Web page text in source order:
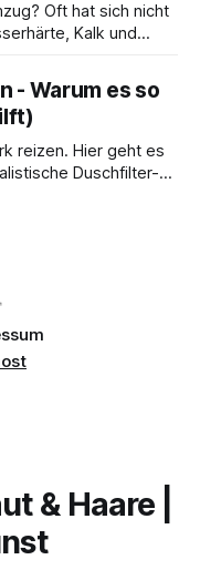
Oft hat sich nicht
Kalk und
- Warum es so
reizen. Hier geht es
Duschfilter-
& Haare |